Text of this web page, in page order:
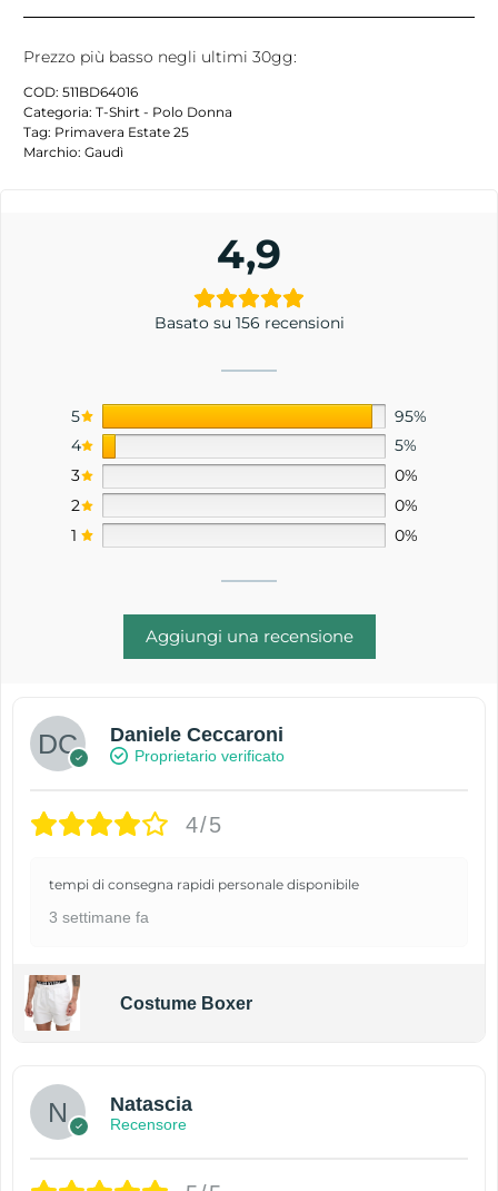
Prezzo più basso negli ultimi 30gg:
COD: 511BD64016
Categoria: T-Shirt - Polo Donna
Tag: Primavera Estate 25
Marchio: Gaudì
4,9
Basato su 156 recensioni
5
95%
4
5%
3
0%
2
0%
1
0%
Aggiungi una recensione
Daniele Ceccaroni
Proprietario verificato
4/5
tempi di consegna rapidi personale disponibile
3 settimane fa
Costume Boxer
Natascia
Recensore